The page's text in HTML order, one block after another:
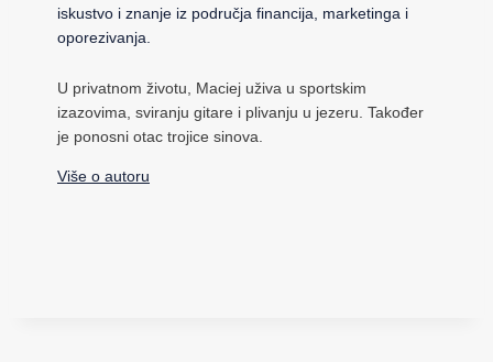
iskustvo i znanje iz područja financija, marketinga i
oporezivanja.
U privatnom životu, Maciej uživa u sportskim
izazovima, sviranju gitare i plivanju u jezeru. Također
je ponosni otac trojice sinova.
Više o autoru